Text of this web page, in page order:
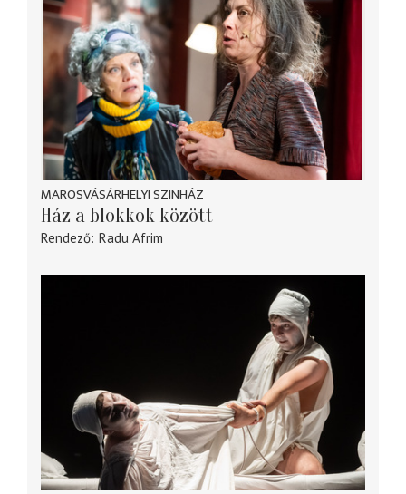
MAROSVÁSÁRHELYI SZINHÁZ
Ház a blokkok között
Rendező Radu Afrim